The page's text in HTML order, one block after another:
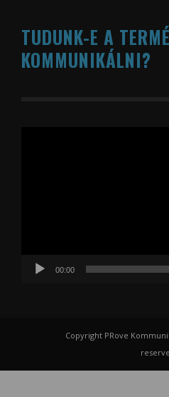
TUDUNK-E A
KOMMUNIKÁLNI?
00:00
Copyright PRove